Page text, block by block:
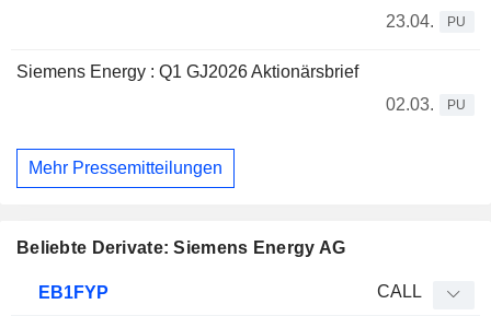
23.04.
PU
Siemens Energy : Q1 GJ2026 Aktionärsbrief
02.03.
PU
Mehr Pressemitteilungen
Beliebte Derivate: Siemens Energy AG
WKN Typ Kurs
EB1FYP CALL